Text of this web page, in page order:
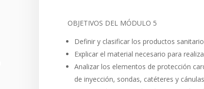
OBJETIVOS DEL MÓDULO 5
Definir y clasificar los productos
Explicar el material necesario para
Analizar los elementos de protección
de inyección, sondas, catéteres y